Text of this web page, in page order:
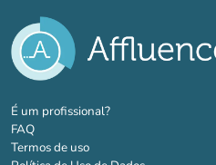
É um profissional?(novo separador)
FAQ
Termos de uso